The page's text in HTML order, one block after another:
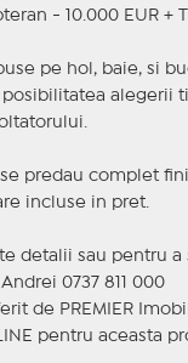
- 10.000 EUR +
pe hol, baie, si
posibilitatea alegerii
predau complet
incluse in pret.
detalii sau pentru a
0737 811 000
de PREMIER
pentru aceasta